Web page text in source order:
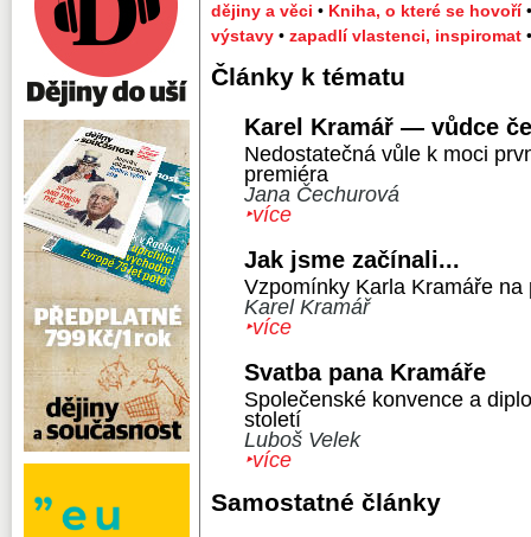
dějiny a věci • Kniha, o které se hovoří
výstavy • zapadlí vlastenci, inspiromat
Články k tématu
Karel Kramář — vůdce
Nedostatečná vůle k moci
premiéra
Jana Čechurová
‣více
Jak jsme začínali...
Vzpomínky Karla Kramáře
Karel Kramář
‣více
Svatba pana Kramáře
Společenské konvence a
století
Luboš Velek
‣více
Samostatné články